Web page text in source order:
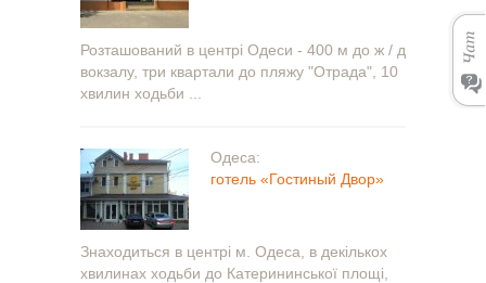
Розташований в центрі Одеси - 400 м до ж / д
вокзалу, три квартали до пляжу "Отрада", 10
хвилин ходьби ...
Одеса:
готель «Гостиный Двор»
Знаходиться в центрі м. Одеса, в декількох
хвилинах ходьби до Катерининської площі,